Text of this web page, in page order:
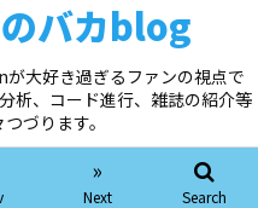
バカblog
大好き過ぎるファンの視点で
析、コード進行、雑誌の紹介等
づります。
»
Next Search